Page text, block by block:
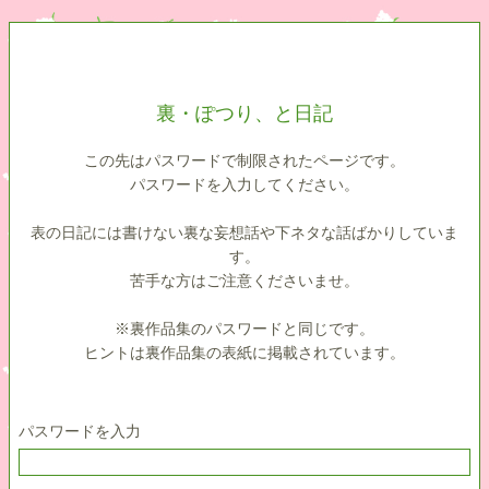
裏・ぽつり、と日記
この先はパスワードで制限されたページです。
パスワードを入力してください。
表の日記には書けない裏な妄想話や下ネタな話ばかりしていま
す。
苦手な方はご注意くださいませ。
※裏作品集のパスワードと同じです。
ヒントは裏作品集の表紙に掲載されています。
パスワードを入力